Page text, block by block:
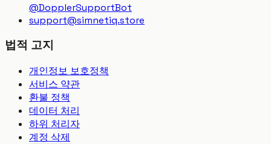
@DopplerSupportBot
support@simnetiq.store
법적 고지
개인정보 보호정책
서비스 약관
환불 정책
데이터 처리
하위 처리자
계정 삭제